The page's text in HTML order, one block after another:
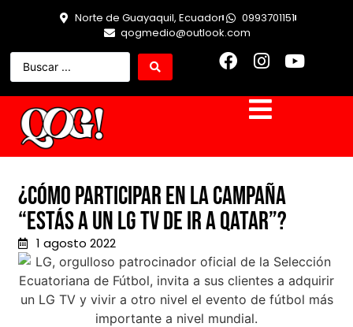
Norte de Guayaquil, Ecuador
0993701151
qogmedio@outlook.com
¿Cómo participar en la campaña
“Estás a un LG TV de ir a Qatar”?
1 agosto 2022